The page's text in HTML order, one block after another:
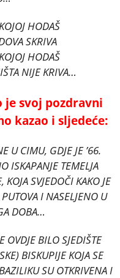
HODAŠ
SKRIVA
HODAŠ
NIJE KRIVA…
je svoj pozdravni
kazao i sljedeće:
U CIMU, GDJE JE ’66.
ISKAPANJE TEMELJA
SVJEDOČI KAKO JE
I NASELJENO U
DOBA…
OVDJE BILO SJEDIŠTE
BISKUPIJE KOJA SE
SU OTKRIVENA I